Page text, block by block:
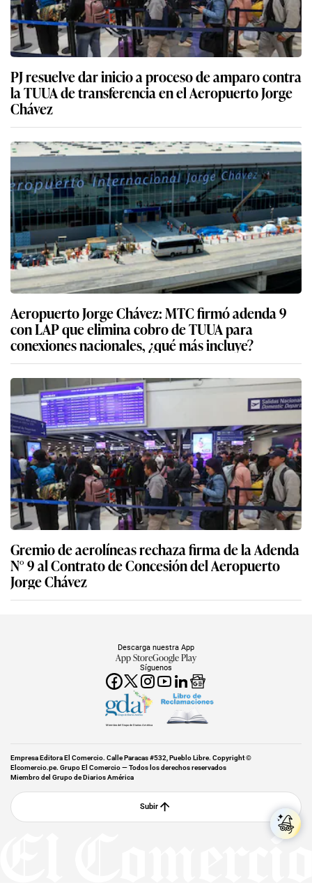
PJ resuelve dar inicio a proceso de amparo contra
la TUUA de transferencia en el Aeropuerto Jorge
Chávez
Aeropuerto Jorge Chávez: MTC firmó adenda 9
con LAP que elimina cobro de TUUA para
conexiones nacionales, ¿qué más incluye?
Gremio de aerolíneas rechaza firma de la Adenda
N° 9 al Contrato de Concesión del Aeropuerto
Jorge Chávez
Síguenos
Descarga nuestra App
App StoreGoogle Play
Miembro del Grupo de Diarios América
Empresa Editora El Comercio. Calle Paracas #532, Pueblo Libre. Copyright ©
Elcomercio.pe. Grupo El Comercio — Todos los derechos reservados
Miembro del Grupo de Diarios América
Subir